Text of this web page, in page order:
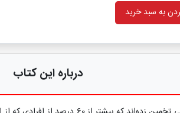
به سبد خرید
درباره این کتاب